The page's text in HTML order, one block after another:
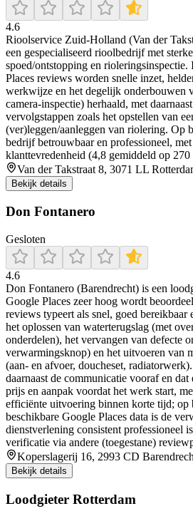
4.6
Rioolservice Zuid-Holland (Van der
een gespecialiseerd rioolbedrijf met
spoed/ontstopping en rioleringsinspectie.
Places reviews worden snelle inzet,
werkwijze en het degelijk onderbouwen
camera-inspectie) herhaald, met
vervolgstappen zoals het opstellen van
(ver)leggen/aanleggen van riolering. Op
bedrijf betrouwbaar en professioneel,
klanttevredenheid (4,8 gemiddeld op 270
Van der Takstraat 8, 3071 LL
Bekijk details
Don Fontanero
Gesloten
4.6
Don Fontanero (Barendrecht) is een
Google Places zeer hoog wordt
reviews typeert als snel, goed
het oplossen van waterterugslag (met
onderdelen), het vervangen van defecte
verwarmingsknop) en het uitvoeren van
(aan- en afvoer, doucheset,
daarnaast de communicatie vooraf en
prijs en aanpak voordat het werk start,
efficiënte uitvoering binnen korte tijd; op
beschikbare Google Places data is de
dienstverlening consistent professioneel
verificatie via andere (toegestane)
Koperslagerij 16, 2993 CD
Bekijk details
Loodgieter Rotterdam